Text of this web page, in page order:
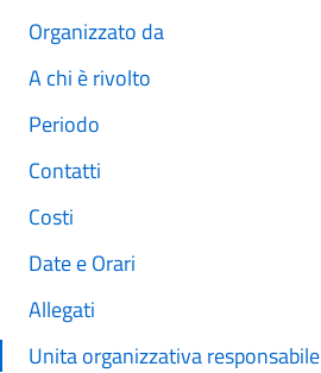
Organizzato da
A chi è rivolto
Periodo
Contatti
Costi
Date e Orari
Allegati
Unita organizzativa responsabile